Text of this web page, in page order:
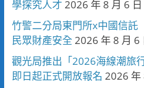
學探究人才 2026 年 8 月 6 日
竹警二分局東門所x中國信
民眾財產安全 2026 年 8 月 6
觀光局推出「2026海線潮旅
即日起正式開放報名 2026 年